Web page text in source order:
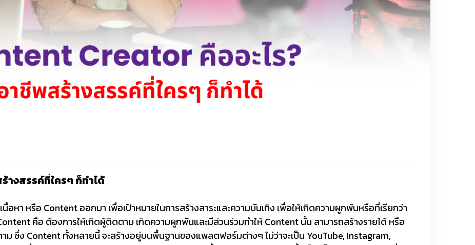
างสรรค์ที่ใครๆ ก็ทำได้
หา หรือ Content ออกมา เพื่อเป้าหมายในการสร้างสาระและความบันเทิง เพื่อให้เกิดความผูกพันหรือที่เรียกว่า
คือ ต้องการให้เกิดผู้ติดตาม เกิดความผูกพันและมีส่วนร่วมทำให้ Content นั้น สามารถสร้างรายได้ หรือ
ม ซึ่ง Content ทั้งหลายนี้ จะสร้างอยู่บนพื้นฐานของแพลตฟอร์มต่างๆ ไม่ว่าจะเป็น YouTube, Instagram,